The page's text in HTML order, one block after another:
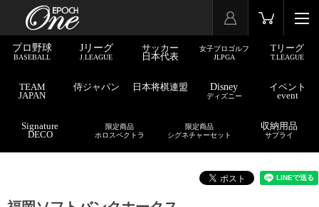
プロ野球
BASEBALL
Jリーグ
J.LEAGUE
サッカー
日本代表
女子プロゴルフ
JLPGA
Tリーグ
T.LEAGUE
TEAM
JAPAN
侍ジャパン 日本将棋連盟 Disney
ディズニー
イベント
event
Signature
DECO
限定商品
ホロスペクトラ
限定商品
シグネチャーセット
収納用品
サプライ